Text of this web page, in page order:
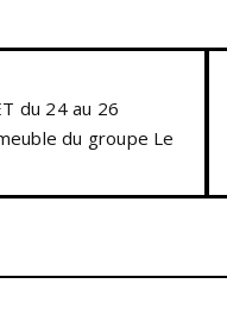
du 24 au 26
du groupe Le